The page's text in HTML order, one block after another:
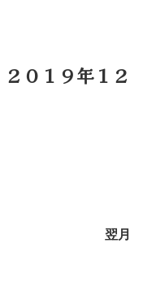
０１９年１２
翌月